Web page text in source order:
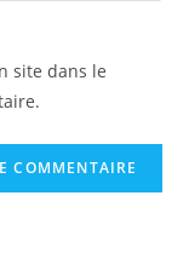
site dans le